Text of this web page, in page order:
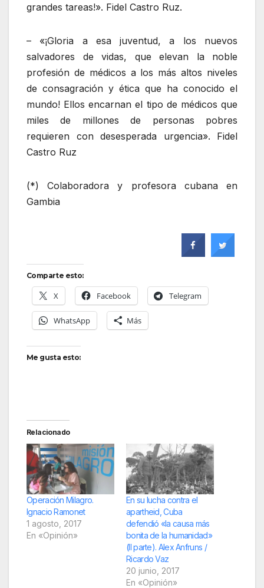
grandes tareas!». Fidel Castro Ruz.
– «¡Gloria a esa juventud, a los nuevos
salvadores de vidas, que elevan la noble
profesión de médicos a los más altos niveles
de consagración y ética que ha conocido el
mundo! Ellos encarnan el tipo de médicos que
miles de millones de personas pobres
requieren con desesperada urgencia». Fidel
Castro Ruz
(*) Colaboradora y profesora cubana en
Gambia
Comparte esto:
X Facebook Telegram
WhatsApp Más
Me gusta esto:
Relacionado
Operación Milagro.
Ignacio Ramonet
1 agosto, 2017
En «Opinión»
En su lucha contra el
apartheid, Cuba
defendió «la causa más
bonita de la humanidad»
(II parte). Alex Anfruns /
Ricardo Vaz
20 junio, 2017
En «Opinión»